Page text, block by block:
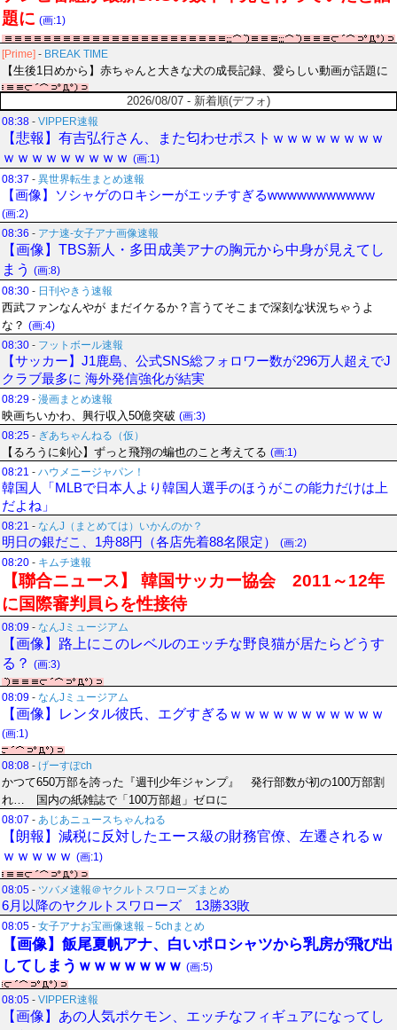
題に (画:1)
[Prime] - BREAK TIME
【生後1日めから】赤ちゃんと大きな犬の成長記録、愛らしい動画が話題に
2026/08/07 - 新着順(デフォ)
08:38 - VIPPER速報
【悲報】有吉弘行さん、また匂わせポストｗｗｗｗｗｗｗｗ
ｗｗｗｗｗｗｗｗｗ (画:1)
08:37 - 異世界転生まとめ速報
【画像】ソシャゲのロキシーがエッチすぎるwwwwwwwwwww
(画:2)
08:36 - アナ速‐女子アナ画像速報
【画像】TBS新人・多田成美アナの胸元から中身が見えてし
まう (画:8)
08:30 - 日刊やきう速報
西武ファンなんやが まだイケるか？言うてそこまで深刻な状況ちゃうよ
な？ (画:4)
08:30 - フットボール速報
【サッカー】J1鹿島、公式SNS総フォロワー数が296万人超えでJ
クラブ最多に 海外発信強化が結実
08:29 - 漫画まとめ速報
映画ちいかわ、興行収入50億突破 (画:3)
08:25 - ぎあちゃんねる（仮）
【るろうに剣心】ずっと飛翔の蝙也のこと考えてる (画:1)
08:21 - ハウメニージャパン！
韓国人「MLBで日本人より韓国人選手のほうがこの能力だけは上
だよね」
08:21 - なんJ（まとめては）いかんのか？
明日の銀だこ、1舟88円（各店先着88名限定）
(画:2)
08:20 - キムチ速報
【聯合ニュース】 韓国サッカー協会 2011～12年
に国際審判員らを性接待
08:09 - なんJミュージアム
【画像】路上にこのレベルのエッチな野良猫が居たらどうす
る？ (画:3)
08:09 - なんJミュージアム
【画像】レンタル彼氏、エグすぎるｗｗｗｗｗｗｗｗｗｗｗ
(画:1)
08:08 - げーすぽch
かつて650万部を誇った『週刊少年ジャンプ』 発行部数が初の100万部割
れ… 国内の紙雑誌で「100万部超」ゼロに
08:07 - あじあニュースちゃんねる
【朗報】減税に反対したエース級の財務官僚、左遷されるｗ
ｗｗｗｗｗ (画:1)
08:05 - ツバメ速報＠ヤクルトスワローズまとめ
6月以降のヤクルトスワローズ 13勝33敗
08:05 - 女子アナお宝画像速報－5chまとめ
【画像】飯尾夏帆アナ、白いポロシャツから乳房が飛び出
してしまうｗｗｗｗｗｗｗ (画:5)
08:05 - VIPPER速報
【画像】あの人気ポケモン、エッチなフィギュアになってし